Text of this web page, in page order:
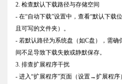
2. 检查默认下载路径与存储空间
- 在“自动下载”设置中，查看“默认下载
且可写的文件夹）。
- 若默认路径为系统盘（如C盘），需
间不足导致下载失败或静默保存。
3. 排查扩展程序干扰
- 进入“扩展程序”页面（设置→扩展程